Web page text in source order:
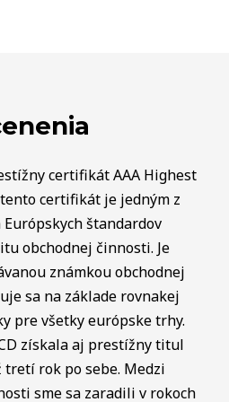
certifikát AAA Highest
certifikát je jedným z
štandardov
obchodnej činnosti. Je
známkou obchodnej
sa na základe rovnakej
pre všetky európske trhy.
získala aj prestížny titul
tretí rok po sebe. Medzi
sme sa zaradili v rokoch